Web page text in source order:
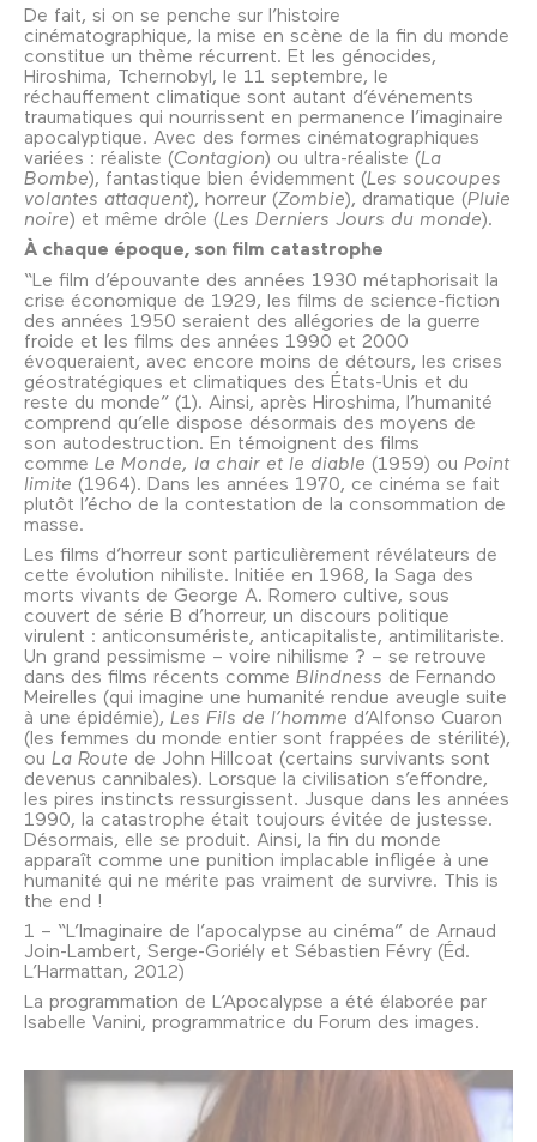
De fait, si on se penche sur l’histoire
cinématographique, la mise en scène de la fin du monde
constitue un thème récurrent. Et les génocides,
Hiroshima, Tchernobyl, le 11 septembre, le
réchauffement climatique sont autant d’événements
traumatiques qui nourrissent en permanence l’imaginaire
apocalyptique. Avec des formes cinématographiques
variées : réaliste (Contagion) ou ultra-réaliste (La
Bombe), fantastique bien évidemment (Les soucoupes
volantes attaquent), horreur (Zombie), dramatique (Pluie
noire) et même drôle (Les Derniers Jours du monde).
À chaque époque, son film catastrophe
“Le film d’épouvante des années 1930 métaphorisait la
crise économique de 1929, les films de science-fiction
des années 1950 seraient des allégories de la guerre
froide et les films des années 1990 et 2000
évoqueraient, avec encore moins de détours, les crises
géostratégiques et climatiques des États-Unis et du
reste du monde” (1). Ainsi, après Hiroshima, l’humanité
comprend qu’elle dispose désormais des moyens de
son autodestruction. En témoignent des films
comme Le Monde, la chair et le diable (1959) ou Point
limite (1964). Dans les années 1970, ce cinéma se fait
plutôt l’écho de la contestation de la consommation de
masse.
Les films d’horreur sont particulièrement révélateurs de
cette évolution nihiliste. Initiée en 1968, la Saga des
morts vivants de George A. Romero cultive, sous
couvert de série B d’horreur, un discours politique
virulent : anticonsumériste, anticapitaliste, antimilitariste.
Un grand pessimisme – voire nihilisme ? – se retrouve
dans des films récents comme Blindness de Fernando
Meirelles (qui imagine une humanité rendue aveugle suite
à une épidémie), Les Fils de l’homme d’Alfonso Cuaron
(les femmes du monde entier sont frappées de stérilité),
ou La Route de John Hillcoat (certains survivants sont
devenus cannibales). Lorsque la civilisation s’effondre,
les pires instincts ressurgissent. Jusque dans les années
1990, la catastrophe était toujours évitée de justesse.
Désormais, elle se produit. Ainsi, la fin du monde
apparaît comme une punition implacable infligée à une
humanité qui ne mérite pas vraiment de survivre. This is
the end !
1 – “L’Imaginaire de l’apocalypse au cinéma” de Arnaud
Join-Lambert, Serge-Goriély et Sébastien Févry (Éd.
L’Harmattan, 2012)
La programmation de L’Apocalypse a été élaborée par
Isabelle Vanini, programmatrice du Forum des images.